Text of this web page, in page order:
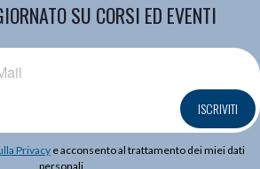
SU CORSI ED EVENTI
ISCRIVITI
Privacye acconsento al trattamento dei miei dati
personali